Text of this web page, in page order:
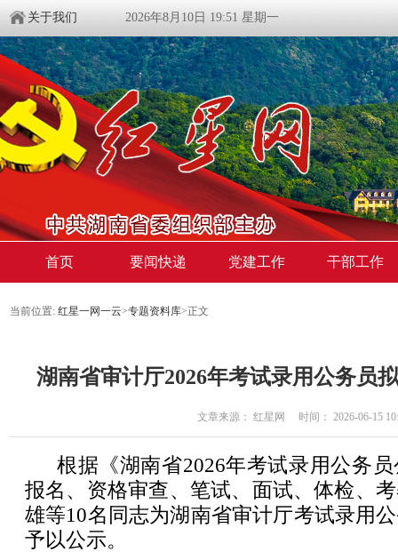
关于我们 2026年8月10日 19:51 星期一
首页 要闻快递 党建工作 干部工作
当前位置: 红星一网一云>专题资料库>正文
湖南省审计厅2026年考试录用公务员
文章来源： 红星网 时间： 2026-06-15
根据《湖南省2026年考试录用公务
报名、资格审查、笔试、面试、体检、
雄等10名同志为湖南省审计厅考试录用
予以公示。